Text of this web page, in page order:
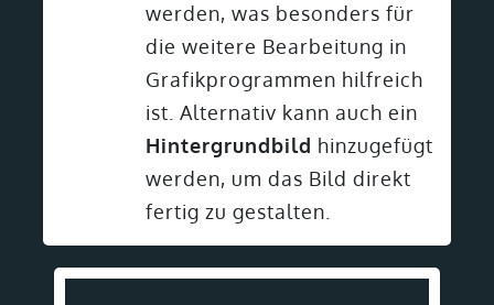
werden, was besonders für
die weitere Bearbeitung in
Grafikprogrammen hilfreich
ist. Alternativ kann auch ein
Hintergrundbild hinzugefügt
werden, um das Bild direkt
fertig zu gestalten.